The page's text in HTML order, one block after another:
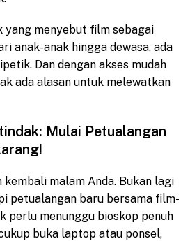
yang menyebut film sebagai
anak-anak hingga dewasa, ada
Dan dengan akses mudah
ada alasan untuk melewatkan
Mulai Petualangan
kembali malam Anda. Bukan lagi
petualangan baru bersama film-
perlu menunggu bioskop penuh
buka laptop atau ponsel,